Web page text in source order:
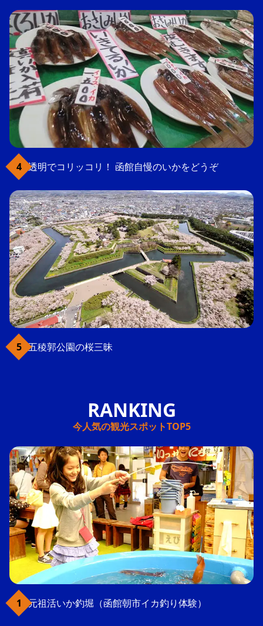
透明でコリッコリ！ 函館自慢のいかをどうぞ
五稜郭公園の桜三昧
今人気の観光スポットTOP5
元祖活いか釣堀（函館朝市イカ釣り体験）